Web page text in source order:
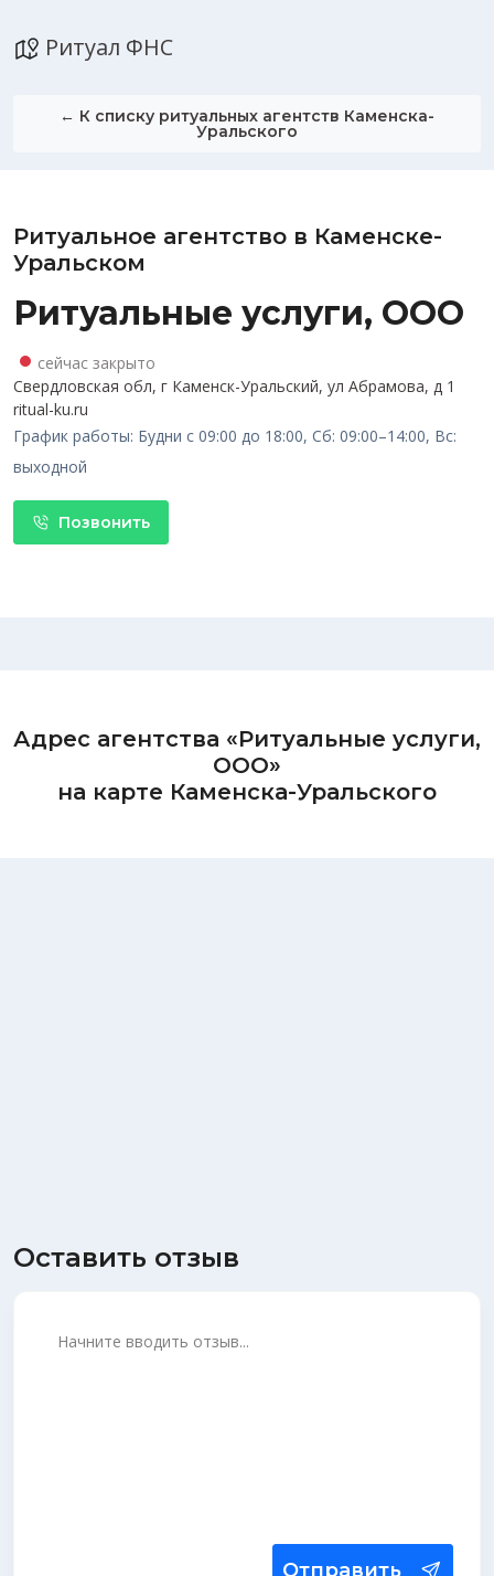
Ритуал ФНС
← К списку ритуальных агентств Каменска-
Уральского
Ритуальное агентство в Каменске-
Уральском
Ритуальные услуги, ООО
сейчас закрыто
Свердловская обл, г Каменск-Уральский, ул Абрамова, д 1
ritual-ku.ru
График работы: Будни с 09:00 до 18:00, Сб: 09:00–14:00, Вс:
выходной
Позвонить
Адрес агентства «Ритуальные услуги,
ООО»
на карте Каменска-Уральского
Оставить отзыв
Отправить